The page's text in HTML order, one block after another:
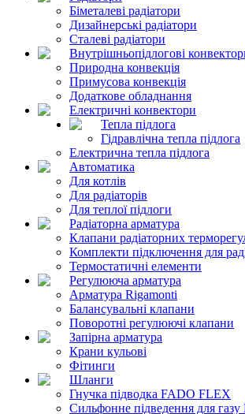
Біметалеві радіатори
Дизайнерські радіатори
Сталеві радіатори
Внутрішньопідлогові
Природна конвекція
Примусова конвекція
Додаткове обладнання
Електричні конвектори
Тепла підлога
Гідравлічна тепла підлога
Електрична тепла підлога
Автоматика
Для котлів
Для радіаторів
Для теплої підлоги
Радіаторна арматура
Клапани радіаторних
Комплекти підключення для
Термостатичні елементи
Регулююча арматура
Арматура Rigamonti
Балансувальні клапани
Поворотні регулюючі клапани
Запірна арматура
Крани кульові
Фітинги
Шланги
Гнучка підводка FADO FLEX
Сильфонне підведення для